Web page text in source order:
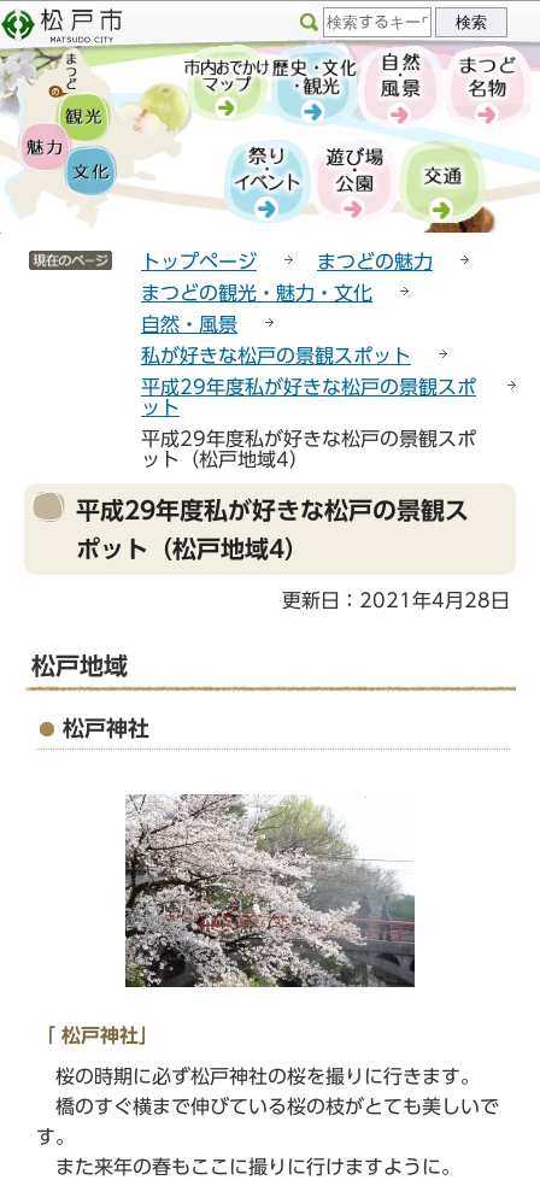
こ
の
ペ
ー
ジ
の
先
サ
イ
ト
メ
ニ
ュ
ー
このページの本文へ移動
サイトメニューここまで
トップページ
まつどの魅力
まつどの観光・魅力・文化
自然・風景
私が好きな松戸の景観スポット
平成29年度私が好きな松戸の景観スポ
ット
平成29年度私が好きな松戸の景観スポ
ット（松戸地域4）
本
文
平成29年度私が好きな松戸の景観ス
ポット（松戸地域4）
更新日：2021年4月28日
松戸地域
松戸神社
「 松戸神社」
桜の時期に必ず松戸神社の桜を撮りに行きます。
橋のすぐ横まで伸びている桜の枝がとても美しいで
す。
また来年の春もここに撮りに行けますように。